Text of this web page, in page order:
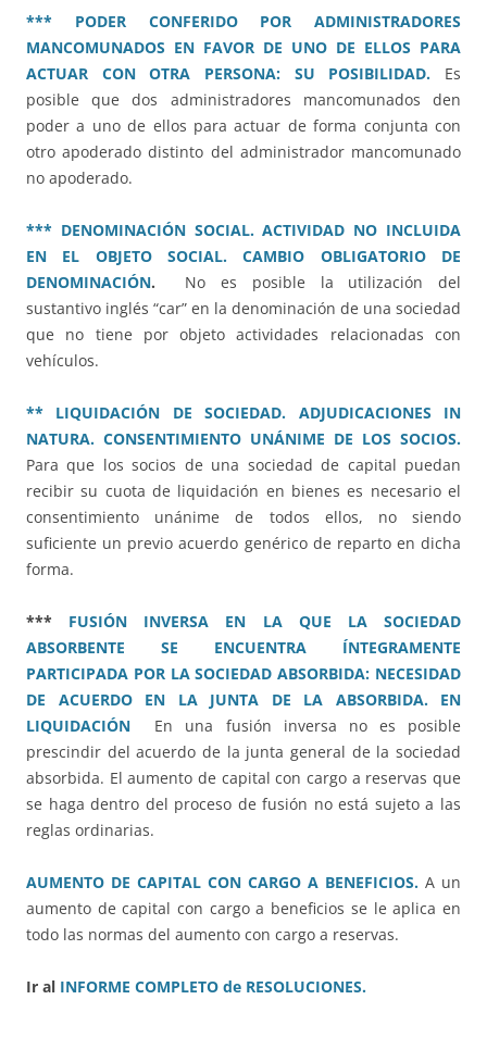
*** PODER CONFERIDO POR ADMINISTRADORES
MANCOMUNADOS EN FAVOR DE UNO DE ELLOS PARA
ACTUAR CON OTRA PERSONA: SU POSIBILIDAD. Es
posible que dos administradores mancomunados den
poder a uno de ellos para actuar de forma conjunta con
otro apoderado distinto del administrador mancomunado
no apoderado.
*** DENOMINACIÓN SOCIAL. ACTIVIDAD NO INCLUIDA
EN EL OBJETO SOCIAL. CAMBIO OBLIGATORIO DE
DENOMINACIÓN. No es posible la utilización del
sustantivo inglés “car” en la denominación de una sociedad
que no tiene por objeto actividades relacionadas con
vehículos.
** LIQUIDACIÓN DE SOCIEDAD. ADJUDICACIONES IN
NATURA. CONSENTIMIENTO UNÁNIME DE LOS SOCIOS.
Para que los socios de una sociedad de capital puedan
recibir su cuota de liquidación en bienes es necesario el
consentimiento unánime de todos ellos, no siendo
suficiente un previo acuerdo genérico de reparto en dicha
forma.
*** FUSIÓN INVERSA EN LA QUE LA SOCIEDAD
ABSORBENTE SE ENCUENTRA ÍNTEGRAMENTE
PARTICIPADA POR LA SOCIEDAD ABSORBIDA: NECESIDAD
DE ACUERDO EN LA JUNTA DE LA ABSORBIDA. EN
LIQUIDACIÓN
En una fusión inversa no es posible
prescindir del acuerdo de la junta general de la sociedad
absorbida. El aumento de capital con cargo a reservas que
se haga dentro del proceso de fusión no está sujeto a las
reglas ordinarias.
AUMENTO DE CAPITAL CON CARGO A BENEFICIOS. A un
aumento de capital con cargo a beneficios se le aplica en
todo las normas del aumento con cargo a reservas.
Ir al INFORME COMPLETO de RESOLUCIONES.